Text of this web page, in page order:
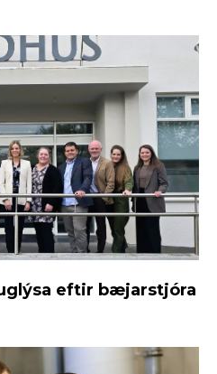
eftir bæjarstjóra